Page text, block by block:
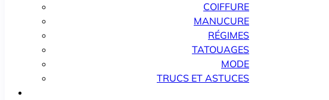
COIFFURE
MANUCURE
RÉGIMES
TATOUAGES
MODE
TRUCS ET ASTUCES